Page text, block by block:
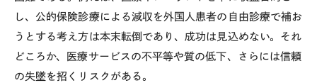
し、公的保険診療による減収を外国人患者の自由診療で補お
うとする考え方は本末転倒であり、成功は見込めない。それ
どころか、医療サービスの不平等や質の低下、さらには信頼
の失墜を招くリスクがある。